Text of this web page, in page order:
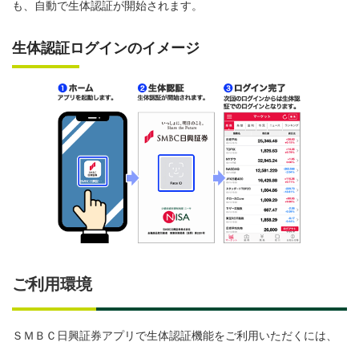
も、自動で生体認証が開始されます。
生体認証ログインのイメージ
ご利用環境
ＳＭＢＣ日興証券アプリで生体認証機能をご利用いただくには、